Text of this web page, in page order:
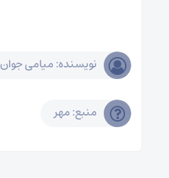
نویسنده: میامی جوان
منبع: مهر